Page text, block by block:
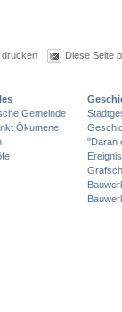
drucken Diese Seite
Gemeinde
Ökumene
"Daran